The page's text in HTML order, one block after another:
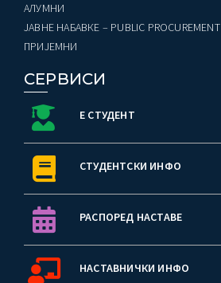
AЛУМНИ
ЈАВНЕ НАБАВКЕ – PUBLIC PROCUREMENT
ПРИЈЕМНИ
СЕРВИСИ
Е СТУДЕНТ
СТУДЕНТСКИ ИНФО
РАСПОРЕД НАСТАВЕ
НАСТАВНИЧКИ ИНФО